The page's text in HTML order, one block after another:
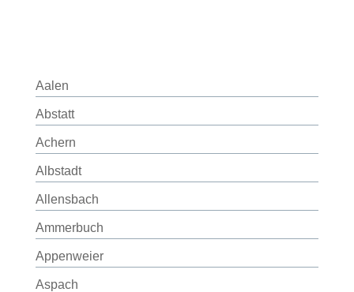
Aalen
Abstatt
Achern
Albstadt
Allensbach
Ammerbuch
Appenweier
Aspach